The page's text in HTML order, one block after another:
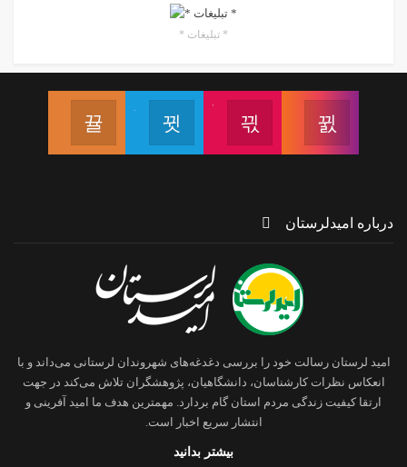
* تبلیغات *
درباره امیدلرستان
امید لرستان رسالت خود را بررسی دغدغه‌های شهروندان لرستانی می‌داند و با
انعکاس نظرات کارشناسان، دانشگاهیان، پژوهشگران تلاش می‌کند در جهت
ارتقا کیفیت زندگی مردم استان گام بردارد. مهمترین هدف ما امید آفرینی و
انتشار سریع اخبار است.
بیشتر بدانید